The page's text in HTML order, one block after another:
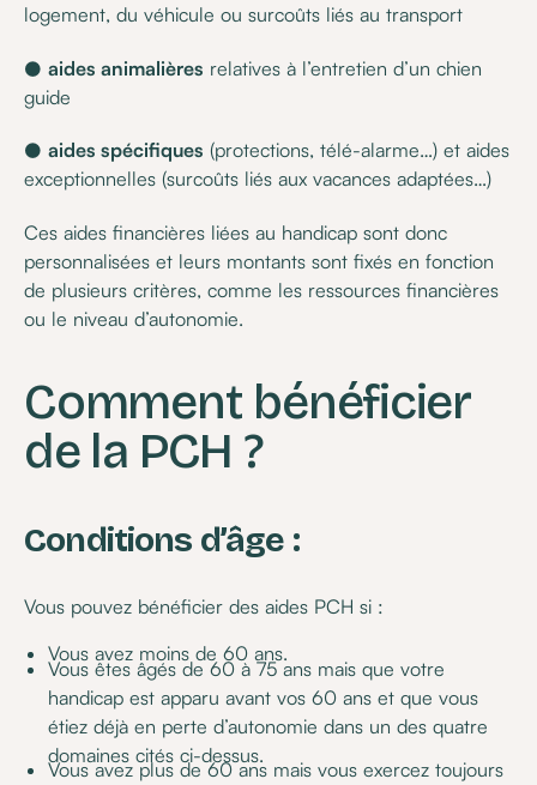
logement, du véhicule ou surcoûts liés au transport
●aides animalières relatives à l’entretien d’un chien
guide
●aides spécifiques (protections, télé-alarme…) et aides
exceptionnelles (surcoûts liés aux vacances adaptées…)
Ces aides financières liées au handicap sont donc
personnalisées et leurs montants sont fixés en fonction
de plusieurs critères, comme les ressources financières
ou le niveau d’autonomie.
Comment bénéficier
de la PCH ?
Conditions d’âge :
Vous pouvez bénéficier des aides PCH si :
Vous avez moins de 60 ans.
Vous êtes âgés de 60 à 75 ans mais que votre
handicap est apparu avant vos 60 ans et que vous
étiez déjà en perte d’autonomie dans un des quatre
domaines cités ci-dessus.
Vous avez plus de 60 ans mais vous exercez toujours